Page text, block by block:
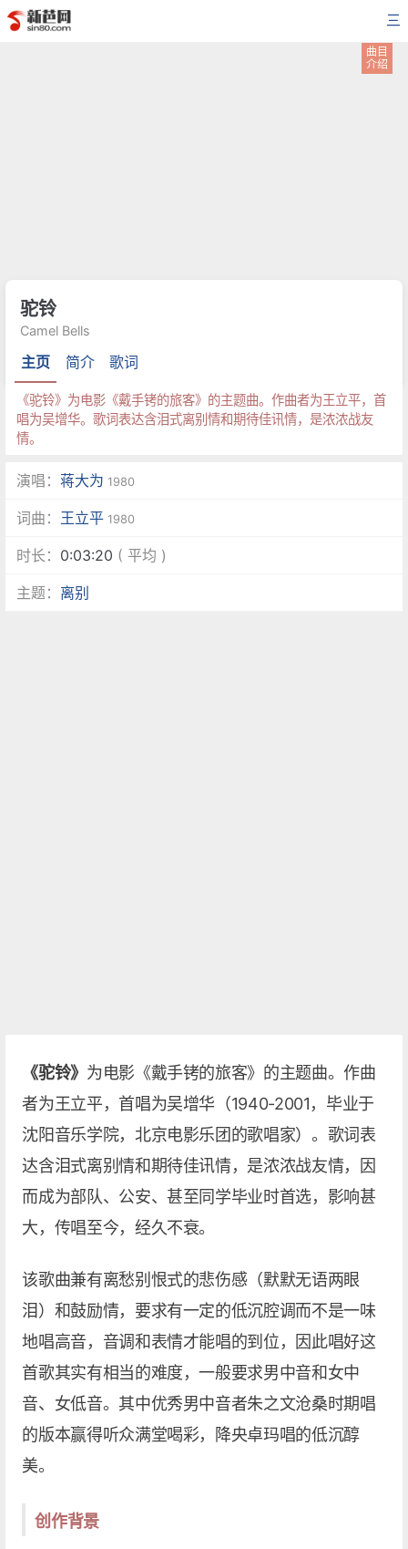
三
曲目
介绍
驼铃
Camel Bells
主页 简介 歌词
《驼铃》为电影《戴手铐的旅客》的主题曲。作曲者为王立平，首
唱为吴增华。歌词表达含泪式离别情和期待佳讯情，是浓浓战友
情。
演唱：蒋大为 1980
词曲： 王立平 1980
时长： 0:03:20 ( 平均 )
主题： 离别
《驼铃》 为电影《戴手铐的旅客》的主题曲。作曲
者为王立平，首唱为吴增华（1940-2001，毕业于
沈阳音乐学院，北京电影乐团的歌唱家）。歌词表
达含泪式离别情和期待佳讯情，是浓浓战友情，因
而成为部队、公安、甚至同学毕业时首选，影响甚
大，传唱至今，经久不衰。
该歌曲兼有离愁别恨式的悲伤感（默默无语两眼
泪）和鼓励情，要求有一定的低沉腔调而不是一味
地唱高音，音调和表情才能唱的到位，因此唱好这
首歌其实有相当的难度，一般要求男中音和女中
音、女低音。其中优秀男中音者朱之文沧桑时期唱
的版本赢得听众满堂喝彩，降央卓玛唱的低沉醇
美。
创作背景